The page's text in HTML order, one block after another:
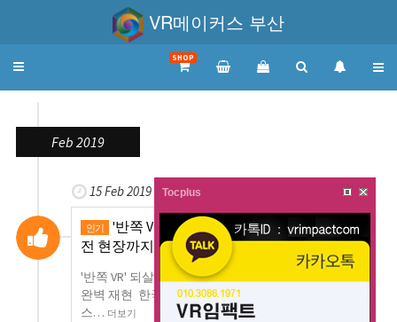
VR메이커스 부산
Toggle
SHOP
Feb 2019
15 Feb 2019
인기
'반쪽 VR' 되살린 몰입기술…1차 세계대
전 현장까지 …
'반쪽 VR' 되살린 몰입기술…1차 세계대전 현장까지
완벽 재현 한국경제지난 13일 미국 버지니아주 블랙
스… 더보기
Tocplus